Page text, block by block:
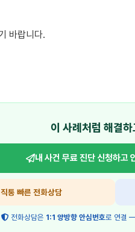
바랍니다.
이 사례처럼 해결
내 사건 무료 진단 신청하고
통 빠른 전화상담
전화상담은 1:1 양방향 안심번호로 연결